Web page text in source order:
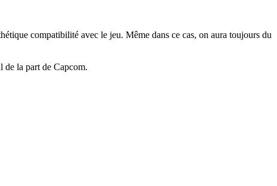
compatibilité avec le jeu. Même dans ce cas, on aura toujours du
de la part de Capcom.